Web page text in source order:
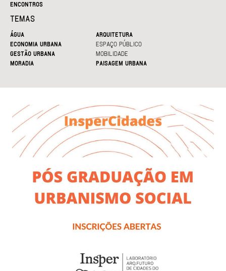
ENCONTROS
TEMAS
ÁGUA
ARQUITETURA
ECONOMIA URBANA
ESPAÇO PÚBLICO
GESTÃO URBANA
MOBILIDADE
MORADIA
PAISAGEM URBANA